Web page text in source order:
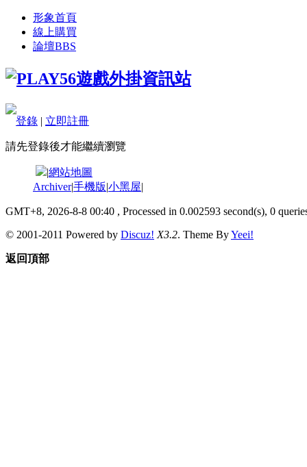
形象首頁
線上購買
論壇BBS
登錄 | 立即註冊
請先登錄後才能繼續瀏覽
|網站地圖
Archiver|手機版|小黑屋|
GMT+8, 2026-8-8 00:40 , Processed in 0.002593 second(s), 0
© 2001-2011 Powered by Discuz! X3.2. Theme ByYeei!
返回頂部